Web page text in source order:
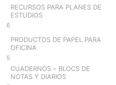
RECURSOS PARA PLANES DE
ESTUDIOS
6
PRODUCTOS DE PAPEL PARA
OFICINA
5
CUADERNOS – BLOCS DE
NOTAS Y DIARIOS